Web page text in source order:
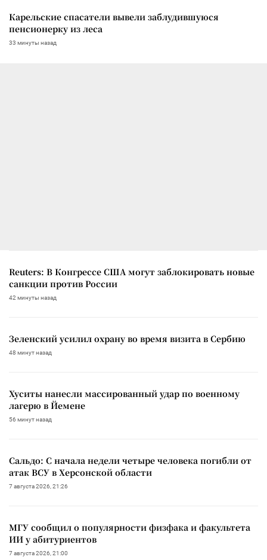
Карельские спасатели вывели заблудившуюся
пенсионерку из леса
33 минуты назад
Reuters: В Конгрессе США могут заблокировать новые
санкции против России
42 минуты назад
Зеленский усилил охрану во время визита в Сербию
48 минут назад
Хуситы нанесли массированный удар по военному
лагерю в Йемене
56 минут назад
Сальдо: С начала недели четыре человека погибли от
атак ВСУ в Херсонской области
7 августа 2026, 21:26
МГУ сообщил о популярности физфака и факультета
ИИ у абитуриентов
7 августа 2026, 21:00